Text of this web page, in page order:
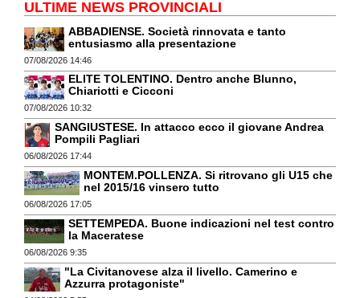
ULTIME NEWS PROVINCIALI
ABBADIENSE. Società rinnovata e tanto
entusiasmo alla presentazione
07/08/2026 14:46
ELITE TOLENTINO. Dentro anche Blunno,
Chiariotti e Cicconi
07/08/2026 10:32
SANGIUSTESE. In attacco ecco il giovane Andrea
Pompili Pagliari
06/08/2026 17:44
MONTEM.POLLENZA. Si ritrovano gli U15 che
nel 2015/16 vinsero tutto
06/08/2026 17:05
SETTEMPEDA. Buone indicazioni nel test contro
la Maceratese
06/08/2026 9:35
"La Civitanovese alza il livello. Camerino e
Azzurra protagoniste"